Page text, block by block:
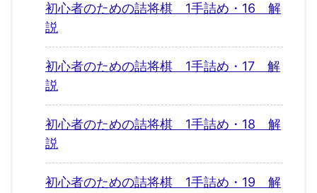
初心者のための詰将棋 1手詰め・16 解
説
初心者のための詰将棋 1手詰め・17 解
説
初心者のための詰将棋 1手詰め・18 解
説
初心者のための詰将棋 1手詰め・19 解